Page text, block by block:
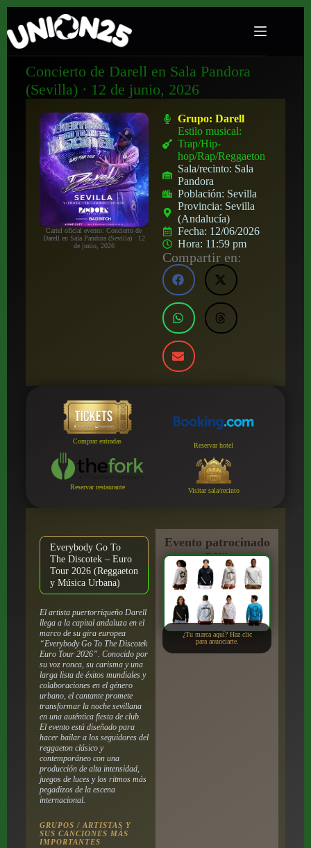
Concierto de Darell en Sala Pandora
(Sevilla) · 12 de junio, 2026
Cartel oficial evento: Concierto de
Darell en Sala Pandora (Sevilla) · 12
de junio, 2026
Grupo:Darell
Estilo musical:
Trap/Hip-
hop/Rap/Reggaeton
Sala/recinto: Sala
Pandora
Población: Sevilla
Provincia: Sevilla
(Andalucía)
Fecha: 12/06/2026
Hora: 11:59 pm
Compartir en:
Comprar entradas
Reservar hotel
Reservar restaurante Visitar sala/recinto
Everybody Go To
The Discotek – Euro
Tour 2026 (Reggaeton
y Música Urbana)
El artista puertorriqueño Darell
llega a la capital andaluza en el
marco de su gira europea
“Everybody Go To The Discotek
Euro Tour 2026”. Conocido por
su voz ronca, su carisma y una
larga lista de éxitos mundiales y
colaboraciones en el género
urbano, el cantante promete
transformar la noche sevillana
en una auténtica fiesta de club.
El evento está diseñado para
hacer bailar a los seguidores del
reggaeton clásico y
contemporáneo con una
producción de alta intensidad,
juegos de luces y los ritmos más
pegadizos de la escena
internacional.
GRUPOS / ARTISTAS Y
SUS CANCIONES MÁS
IMPORTANTES
Evento patrocinado
por:
¿Tu marca aquí? Haz clic
para anunciarte.